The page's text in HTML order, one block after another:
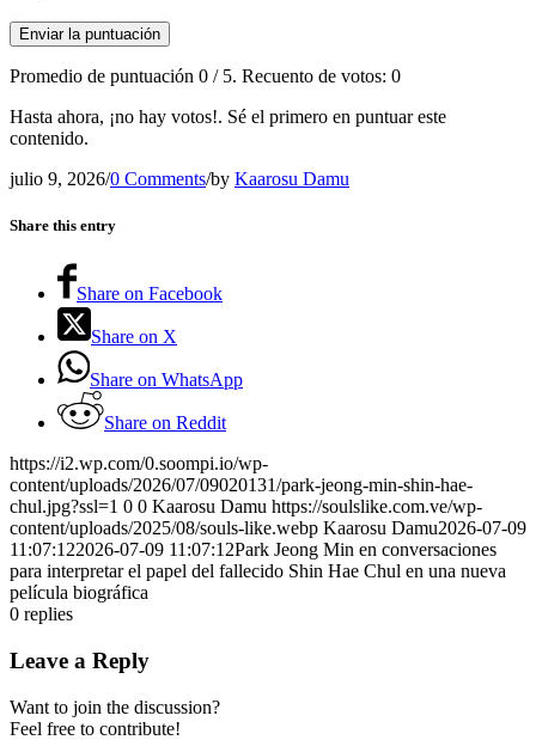
Enviar la puntuación
Promedio de puntuación 0 / 5. Recuento de votos: 0
Hasta ahora, ¡no hay votos!. Sé el primero en puntuar este
contenido.
julio 9, 2026/0 Comments/by Kaarosu Damu
Share this entry
Share on Facebook
Share on X
Share on WhatsApp
Share on Reddit
https://i2.wp.com/0.soompi.io/wp-
content/uploads/2026/07/09020131/park-jeong-min-shin-hae-
chul.jpg?ssl=1 0 0 Kaarosu Damu https://soulslike.com.ve/wp-
content/uploads/2025/08/souls-like.webp Kaarosu Damu2026-07-09
11:07:122026-07-09 11:07:12Park Jeong Min en conversaciones
para interpretar el papel del fallecido Shin Hae Chul en una nueva
película biográfica
0 replies
Leave a Reply
Want to join the discussion?
Feel free to contribute!